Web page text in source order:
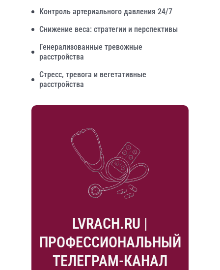
Контроль артериального давления 24/7
Снижение веса: стратегии и перспективы
Генерализованные тревожные
расстройства
Стресс, тревога и вегетативные
расстройства
LVRACH.RU |
ПРОФЕССИОНАЛЬНЫЙ
ТЕЛЕГРАМ-КАНАЛ